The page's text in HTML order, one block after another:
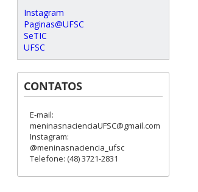
Instagram
Paginas@UFSC
SeTIC
UFSC
CONTATOS
E-mail:
meninasnacienciaUFSC@gmail.com
Instagram:
@meninasnaciencia_ufsc
Telefone: (48) 3721-2831